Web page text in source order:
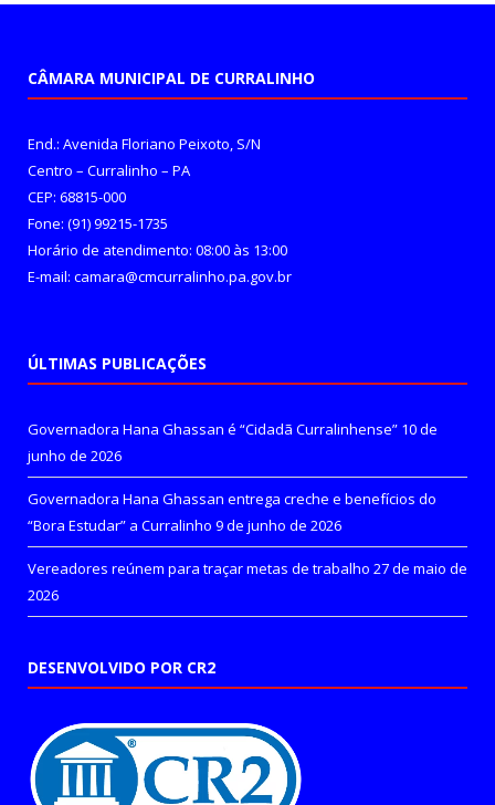
CÂMARA MUNICIPAL DE CURRALINHO
End.: Avenida Floriano Peixoto, S/N
Centro – Curralinho – PA
CEP: 68815-000
Fone: (91) 99215-1735
Horário de atendimento: 08:00 às 13:00
E-mail: camara@cmcurralinho.pa.gov.br
ÚLTIMAS PUBLICAÇÕES
Governadora Hana Ghassan é “Cidadã Curralinhense” 10 de
junho de 2026
Governadora Hana Ghassan entrega creche e benefícios do
“Bora Estudar” a Curralinho 9 de junho de 2026
Vereadores reúnem para traçar metas de trabalho 27 de maio de
2026
DESENVOLVIDO POR CR2